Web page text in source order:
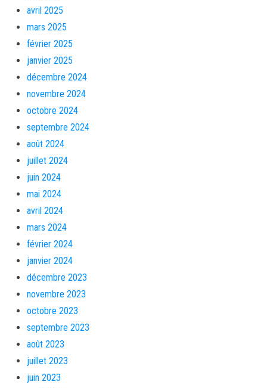
avril 2025
mars 2025
février 2025
janvier 2025
décembre 2024
novembre 2024
octobre 2024
septembre 2024
août 2024
juillet 2024
juin 2024
mai 2024
avril 2024
mars 2024
février 2024
janvier 2024
décembre 2023
novembre 2023
octobre 2023
septembre 2023
août 2023
juillet 2023
juin 2023